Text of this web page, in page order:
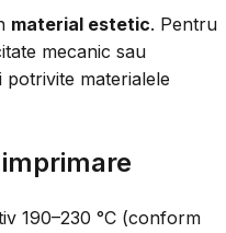
material estetic. Pentru
mecanic sau
materialele
190–230 °C (conform